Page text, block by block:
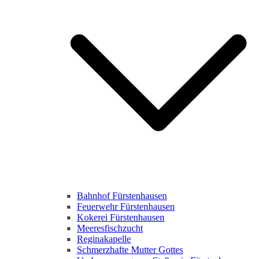
Bahnhof Fürstenhausen
Feuerwehr Fürstenhausen
Kokerei Fürstenhausen
Meeresfischzucht
Reginakapelle
Schmerzhafte Mutter Gottes